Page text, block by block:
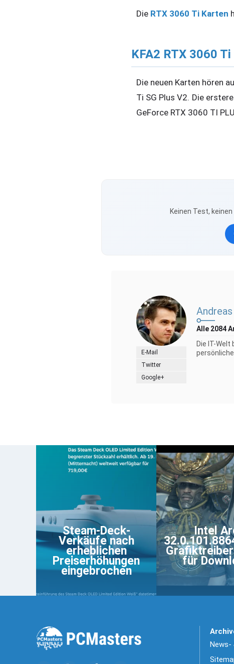
Die RTX 3060 Ti Karten
KFA2 RTX 3060
Die neuen Karten hören
Ti SG Plus V2. Die erstere
GeForce RTX 3060 TI
Keinen Test,
E-Mail
Twitter
Google+
Alle 2084
Die IT-
Steam-Deck-
Verkäufe nach
erheblichen
Preiserhöhungen
eingebrochen
Intel
für
News-